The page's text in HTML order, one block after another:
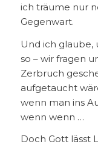
ich träume nur
Gegenwart.
Und ich glaube,
so – wir fragen
Zerbruch
aufgetaucht
wenn man ins
wenn wenn …
Doch Gott lässt